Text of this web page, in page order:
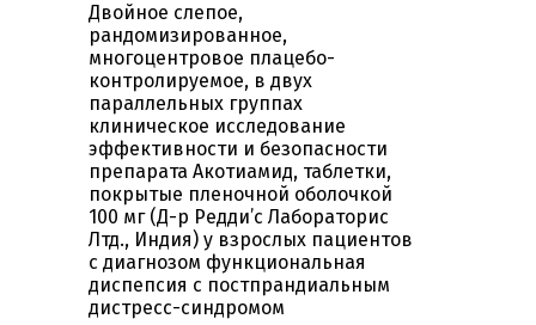
Двойное слепое,
рандомизированное,
многоцентровое плацебо-
контролируемое, в двух
параллельных группах
клиническое исследование
эффективности и безопасности
препарата Акотиамид, таблетки,
покрытые пленочной оболочкой
100 мг (Д-р Редди’с Лабораторис
Лтд., Индия) у взрослых пациентов
с диагнозом функциональная
диспепсия с постпрандиальным
дистресс-синдромом